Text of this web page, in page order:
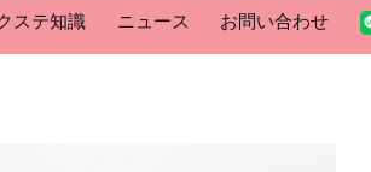
ステ知識 ニュース お問い合わせ